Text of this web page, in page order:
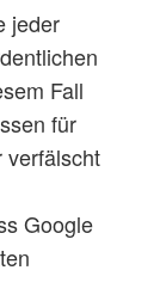
jeder
Fall
für
verfälscht
Google